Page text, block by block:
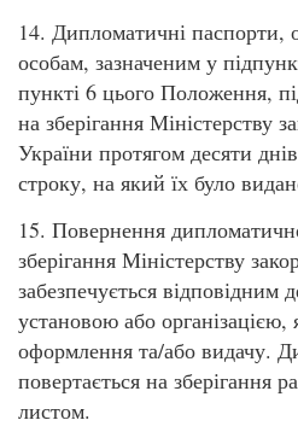
14. Дипломатичні паспорти,
особам, зазначеним у
пункті 6 цього Положення,
на зберігання Міністерству
України протягом десяти
строку, на який їх було
15. Повернення
зберігання Міністерству
забезпечується
установою або
оформлення та/або видачу.
повертається на зберігання
листом.